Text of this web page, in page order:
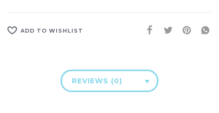
ADD TO WISHLIST
REVIEWS (0)